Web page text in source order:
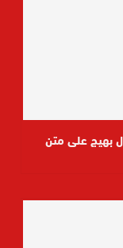
بهيج على متن